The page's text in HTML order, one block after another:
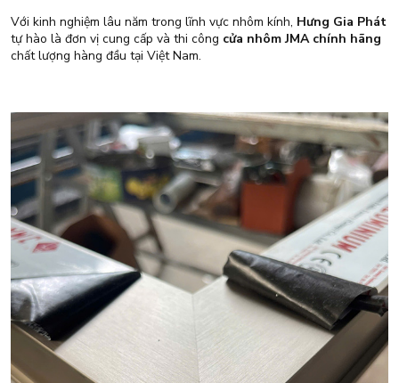
Với kinh nghiệm lâu năm trong lĩnh vực nhôm kính, Hưng Gia Phát
tự hào là đơn vị cung cấp và thi công cửa nhôm JMA chính hãng
chất lượng hàng đầu tại Việt Nam.